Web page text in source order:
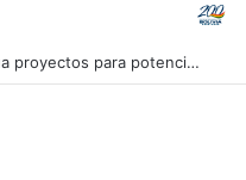
Italia y Dinamarca acuerdan endurecer la política migratoria y externalizar las devoluciones